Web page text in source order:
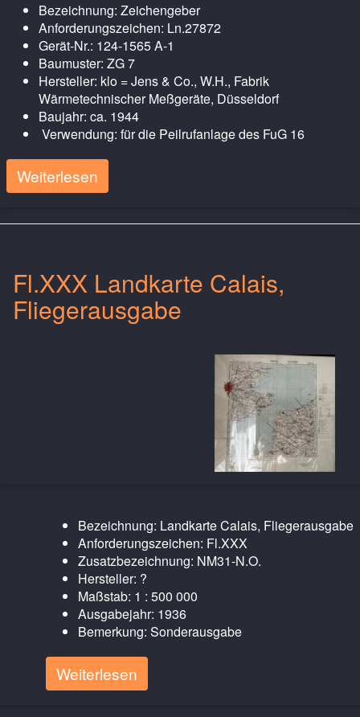
Bezeichnung: Zeichengeber
Anforderungszeichen: Ln.27872
Gerät-Nr.: 124-1565 A-1
Baumuster: ZG 7
Hersteller: klo = Jens & Co., W.H., Fabrik
Wärmetechnischer Meßgeräte, Düsseldorf
Baujahr: ca. 1944
Verwendung: für die Peilrufanlage des FuG 16
Weiterlesen
Fl.XXX Landkarte Calais,
Fliegerausgabe
Bezeichnung: Landkarte Calais, Fliegerausgabe
Anforderungszeichen: Fl.XXX
Zusatzbezeichnung: NM31-N.O.
Hersteller: ?
Maßstab: 1 : 500 000
Ausgabejahr: 1936
Bemerkung: Sonderausgabe
Weiterlesen